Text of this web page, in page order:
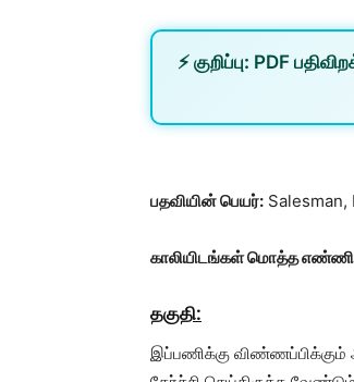
⚡ குறிப்பு: PDF
பதவியின் பெயர்: Salesman,
காலியிடங்கள் மொத்த
தகுதி:
இப்பணிக்கு விண்ணப்பிக்கும்